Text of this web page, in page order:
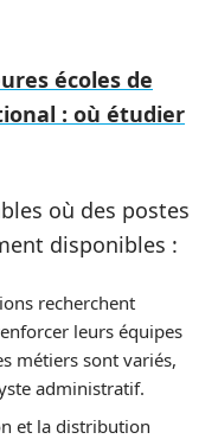
écoles de
: où étudier
où des postes
disponibles :
recherchent
leurs équipes
métiers sont variés,
administratif.
et la distribution